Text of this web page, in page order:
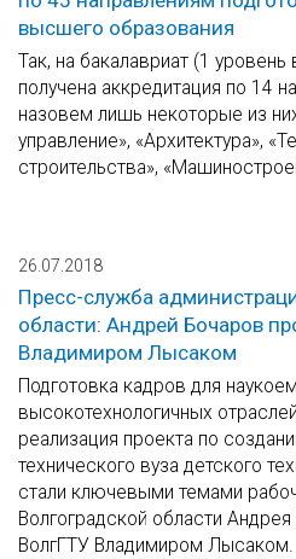
высшего образования
Так, на бакалавриат (1
получена аккредитация по 14
назовем лишь некоторые из
управление», «Архитектура»,
строительства»,
26.07.2018
Пресс-служба
области: Андрей Бочаров
Владимиром Лысаком
Подготовка кадров для
высокотехнологичных
реализация проекта по
технического вуза детского
стали ключевыми темами
Волгоградской области
ВолгГТУ Владимиром Лысаком.